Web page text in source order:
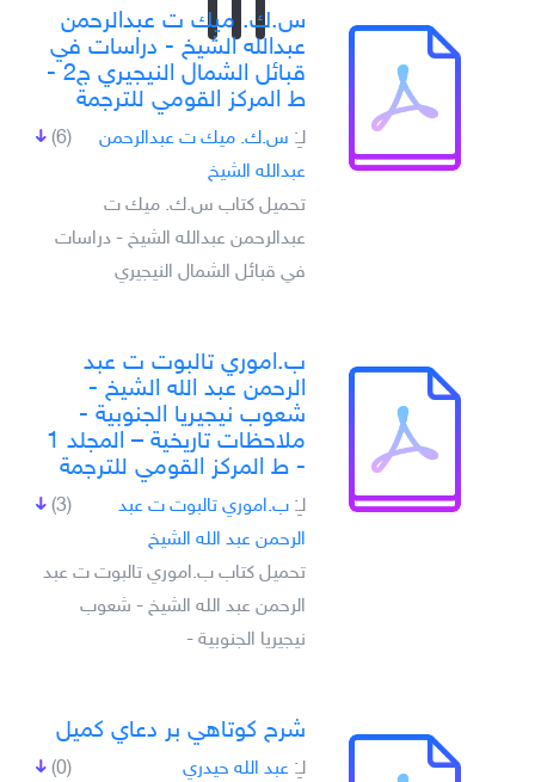
س.ك. ميك ت عبدالرحمن
عبدالله الشيخ - دراسات في
قبائل الشمال النيجيري ج2 -
ط المركز القومي للترجمة
(6) لـِ: س.ك. ميك ت عبدالرحمن
عبدالله الشيخ
تحميل كتاب س.ك. ميك ت
عبدالرحمن عبدالله الشيخ - دراسات
في قبائل الشمال النيجيري
ب.اموري تالبوت ت عبد
الرحمن عبد الله الشيخ -
شعوب نيجيريا الجنوبية -
ملاحظات تاريخية – المجلد 1
- ط المركز القومي للترجمة
(3) لـِ: ب.اموري تالبوت ت عبد
الرحمن عبد الله الشيخ
تحميل كتاب ب.اموري تالبوت ت عبد
الرحمن عبد الله الشيخ - شعوب
نيجيريا الجنوبية -
شرح کوتاهي بر دعاي کميل
(0) لـِ: عبد الله حيدري